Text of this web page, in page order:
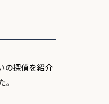
の探偵を紹介